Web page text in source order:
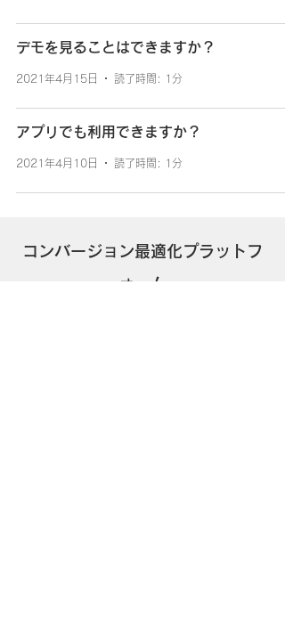
デモを見ることはできますか？
2021年4月15日 読了時間: 1分
アプリでも利用できますか？
2021年4月10日 読了時間: 1分
コンバージョン最適化プラットフ
ォーム